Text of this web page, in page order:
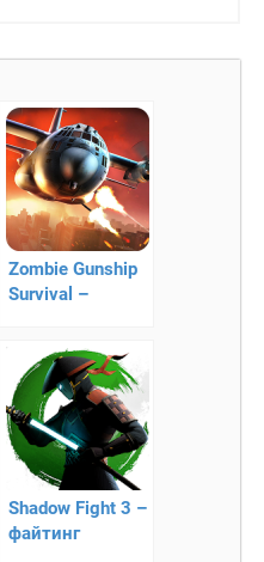
Zombie Gunship
Survival –
зомби с
воздуха!
Shadow Fight 3 –
файтинг